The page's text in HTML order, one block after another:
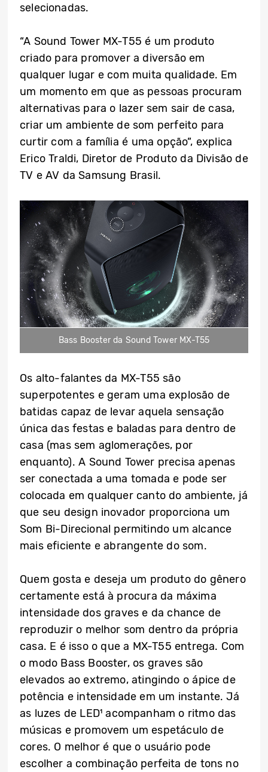
selecionadas.
“A Sound Tower MX-T55 é um produto
criado para promover a diversão em
qualquer lugar e com muita qualidade. Em
um momento em que as pessoas procuram
alternativas para o lazer sem sair de casa,
criar um ambiente de som perfeito para
curtir com a família é uma opção”, explica
Erico Traldi, Diretor de Produto da Divisão de
TV e AV da Samsung Brasil.
Bass Booster da Sound Tower MX-T55
Os alto-falantes da MX-T55 são
superpotentes e geram uma explosão de
batidas capaz de levar aquela sensação
única das festas e baladas para dentro de
casa (mas sem aglomerações, por
enquanto). A Sound Tower precisa apenas
ser conectada a uma tomada e pode ser
colocada em qualquer canto do ambiente, já
que seu design inovador proporciona um
Som Bi-Direcional permitindo um alcance
mais eficiente e abrangente do som.
Quem gosta e deseja um produto do gênero
certamente está à procura da máxima
intensidade dos graves e da chance de
reproduzir o melhor som dentro da própria
casa. E é isso o que a MX-T55 entrega. Com
o modo Bass Booster, os graves são
elevados ao extremo, atingindo o ápice de
potência e intensidade em um instante. Já
as luzes de LED¹ acompanham o ritmo das
músicas e promovem um espetáculo de
cores. O melhor é que o usuário pode
escolher a combinação perfeita de tons no